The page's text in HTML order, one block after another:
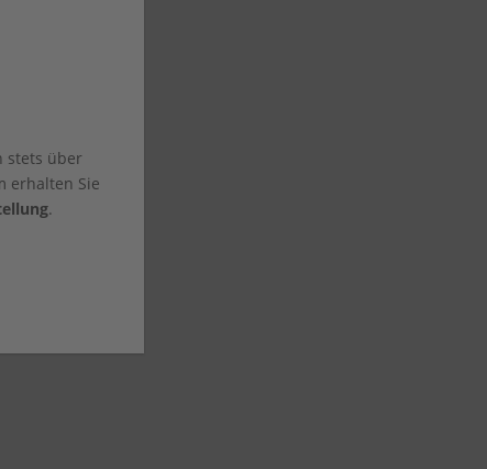
stets über
erhalten Sie
.